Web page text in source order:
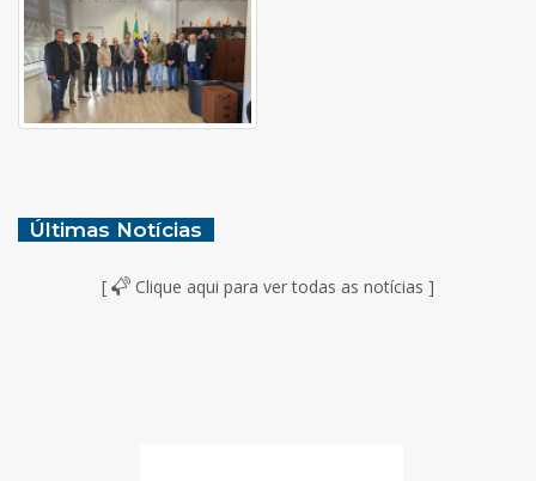
Últimas Notícias
[ Clique aqui para ver todas as notícias ]